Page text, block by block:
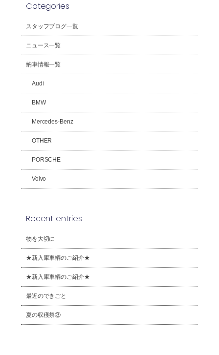
Categories
スタッフブログ一覧
ニュース一覧
納車情報一覧
Audi
BMW
Mercedes-Benz
OTHER
PORSCHE
Volvo
Recent entries
物を大切に
★新入庫車輌のご紹介★
★新入庫車輌のご紹介★
最近のできごと
夏の収穫祭③